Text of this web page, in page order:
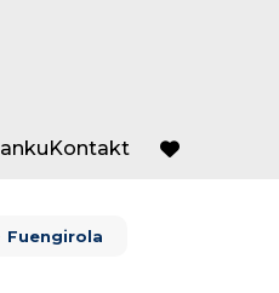
Kontakt
favorite
Fuengirola